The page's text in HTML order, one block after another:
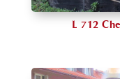
L 712